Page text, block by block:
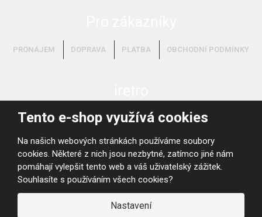
Tento e-shop využívá cookies
Na našich webových stránkách používáme soubory
cookies. Některé z nich jsou nezbytné, zatímco jiné nám
pomáhají vylepšit tento web a váš uživatelský zážitek.
Souhlasíte s používáním všech cookies?
Nastavení
PRONÁJEM DOPRAVA PLATBA OBCHODNÍ PODMÍNKY
O NÁS VYKUPUJEME!